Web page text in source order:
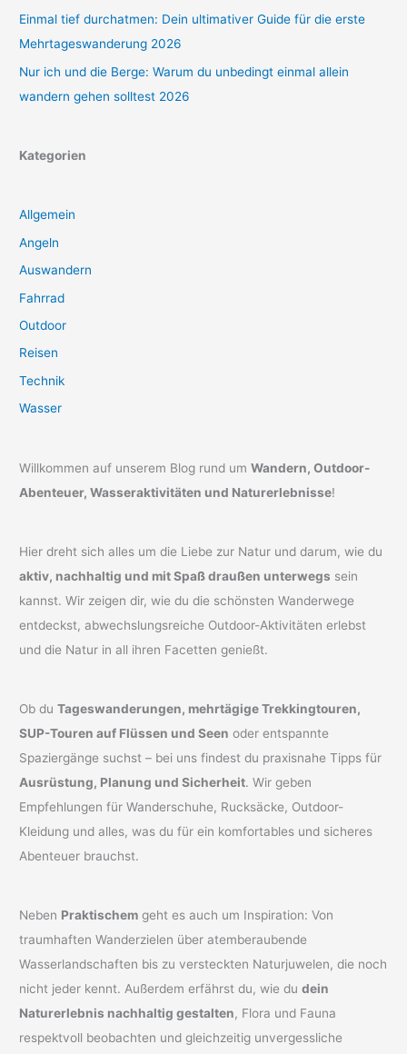
Einmal tief durchatmen: Dein ultimativer Guide für die erste
Mehrtageswanderung 2026
Nur ich und die Berge: Warum du unbedingt einmal allein
wandern gehen solltest 2026
Kategorien
Allgemein
Angeln
Auswandern
Fahrrad
Outdoor
Reisen
Technik
Wasser
Willkommen auf unserem Blog rund umWandern, Outdoor-
Abenteuer, Wasseraktivitäten und Naturerlebnisse!
Hier dreht sich alles um die Liebe zur Natur und darum, wie du
aktiv, nachhaltig und mit Spaß draußen unterwegs sein
kannst. Wir zeigen dir, wie du die schönsten Wanderwege
entdeckst, abwechslungsreiche Outdoor-Aktivitäten erlebst
und die Natur in all ihren Facetten genießt.
Ob duTageswanderungen, mehrtägige Trekkingtouren,
SUP-Touren auf Flüssen und Seen oder entspannte
Spaziergänge suchst – bei uns findest du praxisnahe Tipps für
Ausrüstung, Planung und Sicherheit. Wir geben
Empfehlungen für Wanderschuhe, Rucksäcke, Outdoor-
Kleidung und alles, was du für ein komfortables und sicheres
Abenteuer brauchst.
Neben Praktischem geht es auch um Inspiration: Von
traumhaften Wanderzielen über atemberaubende
Wasserlandschaften bis zu versteckten Naturjuwelen, die noch
nicht jeder kennt. Außerdem erfährst du, wie dudein
Naturerlebnis nachhaltig gestalten, Flora und Fauna
respektvoll beobachten und gleichzeitig unvergessliche